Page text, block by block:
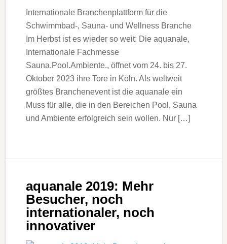
Internationale Branchenplattform für die
Schwimmbad-, Sauna- und Wellness Branche
Im Herbst ist es wieder so weit: Die aquanale,
Internationale Fachmesse
Sauna.Pool.Ambiente., öffnet vom 24. bis 27.
Oktober 2023 ihre Tore in Köln. Als weltweit
größtes Branchenevent ist die aquanale ein
Muss für alle, die in den Bereichen Pool, Sauna
und Ambiente erfolgreich sein wollen. Nur […]
aquanale 2019: Mehr
Besucher, noch
internationaler, noch
innovativer